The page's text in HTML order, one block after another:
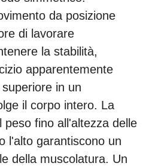
da posizione
di lavorare
la stabilità,
apparentemente
in un
il corpo intero. La
fino all'altezza delle
l'alto garantiscono un
della muscolatura. Un